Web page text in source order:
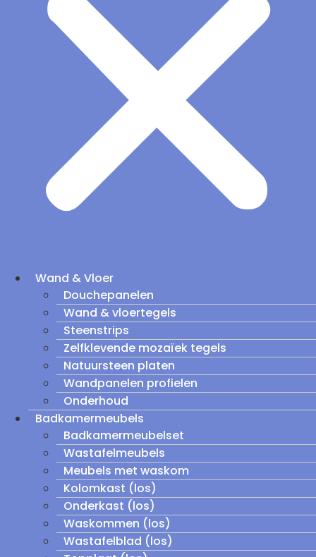
Wand & Vloer
Douchepanelen
Wand & vloertegels
Steenstrips
Zelfklevende mozaïek tegels
Natuursteen platen
Wandpanelen profielen
Onderhoud
Badkamermeubels
Badkamermeubelset
Wastafelmeubels
Meubels met waskom
Kolomkast (los)
Onderkast (los)
Waskommen (los)
Wastafelblad (los)